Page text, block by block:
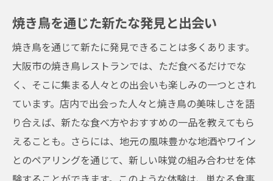
焼き鳥を通じた新たな発見と出会い
焼き鳥を通じて新たに発見できることは多くあります。
大阪市の焼き鳥レストランでは、ただ食べるだけでな
く、そこに集まる人々との出会いも楽しみの一つとされ
ています。店内で出会った人々と焼き鳥の美味しさを語
り合えば、新たな食べ方やおすすめの一品を教えてもら
えることも。さらには、地元の風味豊かな地酒やワイン
とのペアリングを通じて、新しい味覚の組み合わせを体